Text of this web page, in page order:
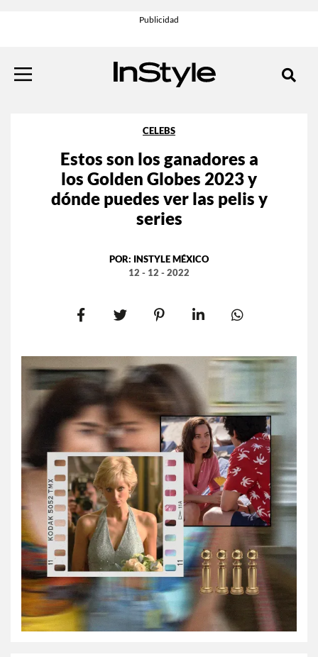
CELEBS
Estos son los ganadores a
los Golden Globes 2023 y
dónde puedes ver las pelis y
series
POR: INSTYLE MÉXICO
12 - 12 - 2022